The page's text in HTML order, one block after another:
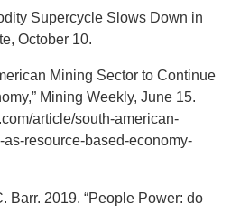
Supercycle Slows Down in
October 10.
Mining Sector to Continue
Mining Weekly, June 15.
article/south-american-
resource-based-economy-
Barr. 2019. “People Power: do